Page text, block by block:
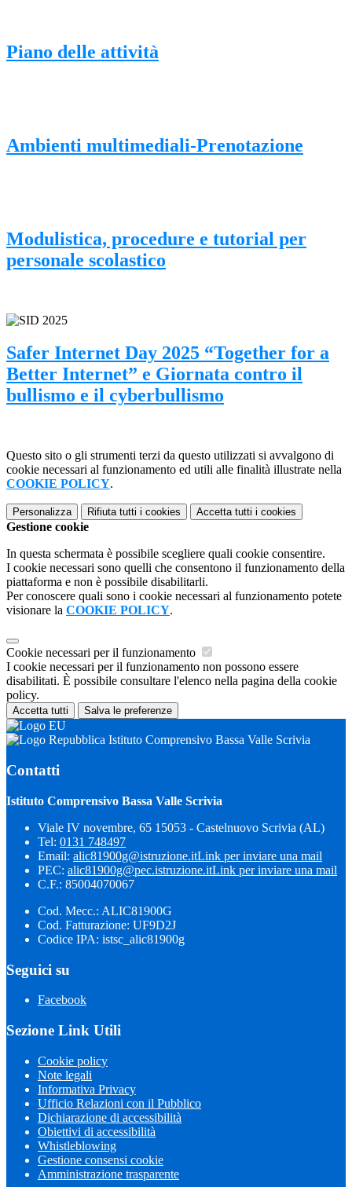
Piano delle attività
Ambienti multimediali-Prenotazione
Modulistica, procedure e tutorial per
personale scolastico
Safer Internet Day 2025 “Together for a
Better Internet” e Giornata contro il
bullismo e il cyberbullismo
Questo sito o gli strumenti terzi da questo utilizzati si avvalgono di
cookie necessari al funzionamento ed utili alle finalità illustrate nella
COOKIE POLICY.
Personalizza Rifiuta tutti i cookies Accetta tutti i cookies
Gestione cookie
In questa schermata è possibile scegliere quali cookie consentire.
I cookie necessari sono quelli che consentono il funzionamento della
piattaforma e non è possibile disabilitarli.
Per conoscere quali sono i cookie necessari al funzionamento potete
visionare la COOKIE POLICY.
Cookie necessari per il funzionamento
I cookie necessari per il funzionamento non possono essere
disabilitati. È possibile consultare l'elenco nella pagina della cookie
policy.
Accetta tutti Salva le preferenze
Istituto Comprensivo Bassa Valle Scrivia
Contatti
Istituto Comprensivo Bassa Valle Scrivia
Viale IV novembre, 65 15053 - Castelnuovo Scrivia (AL)
Tel: 0131 748497
Email: alic81900g@istruzione.itLink per inviare una mail
PEC: alic81900g@pec.istruzione.itLink per inviare una mail
C.F.: 85004070067
Cod. Mecc.: ALIC81900G
Cod. Fatturazione: UF9D2J
Codice IPA: istsc_alic81900g
Seguici su
Facebook
Sezione Link Utili
Cookie policy
Note legali
Informativa Privacy
Ufficio Relazioni con il Pubblico
Dichiarazione di accessibilità
Obiettivi di accessibilità
Whistleblowing
Gestione consensi cookie
Amministrazione trasparente